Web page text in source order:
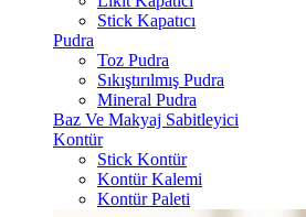
Stick Kapatıcı
Pudra
Toz Pudra
Sıkıştırılmış Pudra
Mineral Pudra
Baz Ve Makyaj Sabitleyici
Kontür
Stick Kontür
Kontür Kalemi
Kontür Paleti